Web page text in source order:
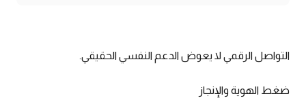
التواصل الرقمي لا يعوض الدعم النفسي الحقيقي.
ضغط الهوية والإنجاز